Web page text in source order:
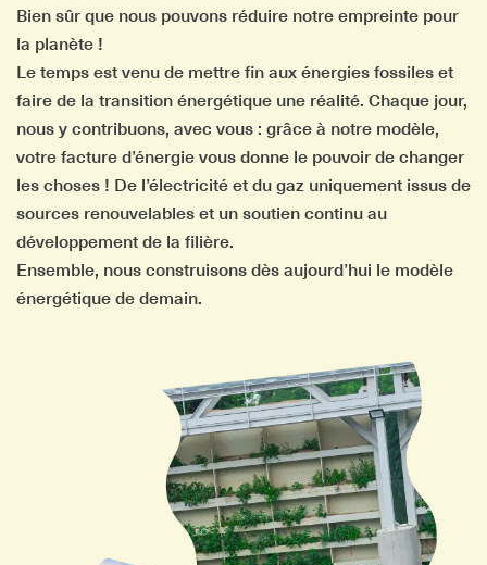
Bien sûr que nous pouvons réduire notre empreinte pour
la planète !
Le temps est venu de mettre fin aux énergies fossiles et
faire de la transition énergétique une réalité. Chaque jour,
nous y contribuons, avec vous : grâce à notre modèle,
votre facture d’énergie vous donne le pouvoir de changer
les choses ! De l’électricité et du gaz uniquement issus de
sources renouvelables et un soutien continu au
développement de la filière.
Ensemble, nous construisons dès aujourd’hui le modèle
énergétique de demain.